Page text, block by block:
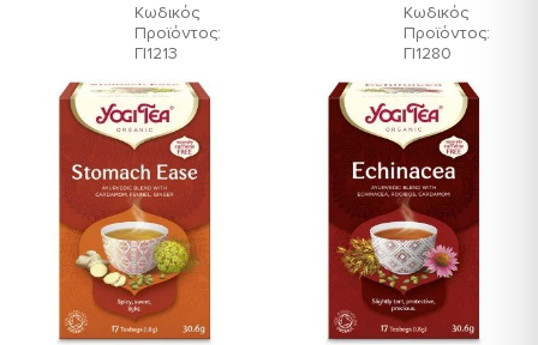
Κωδικός
Προϊόντος:
ΓΙ1213
Κωδικός
Προϊόντος:
ΓΙ1280